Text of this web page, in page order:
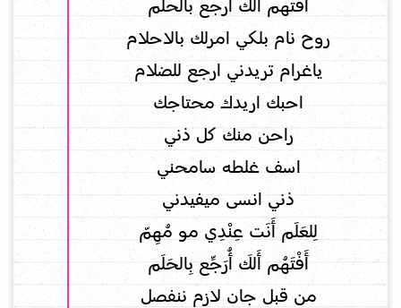
افتهم الك ارجع بالحلم
روح نام بلكي امرلك بالاحلام
ياغرام تريدني ارجع للضلام
احبك اريدك محتاجك
راحن منك كل ذني
اسف غلطه سامحني
ذني انسى ميفيدني
لِلعَلَم أَنَت عِنْدِي مو مُهِمّ
أَفْتَهُم أَلكَ أُرَجِّع بِالحَلَم
من قبل جان لازم ننفصل